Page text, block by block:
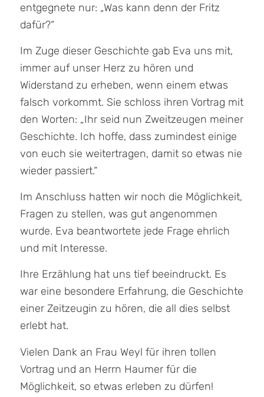
entgegnete nur: „Was kann denn der Fritz
dafür?“
Im Zuge dieser Geschichte gab Eva uns mit,
immer auf unser Herz zu hören und
Widerstand zu erheben, wenn einem etwas
falsch vorkommt. Sie schloss ihren Vortrag mit
den Worten: „Ihr seid nun Zweitzeugen meiner
Geschichte. Ich hoffe, dass zumindest einige
von euch sie weitertragen, damit so etwas nie
wieder passiert.“
Im Anschluss hatten wir noch die Möglichkeit,
Fragen zu stellen, was gut angenommen
wurde. Eva beantwortete jede Frage ehrlich
und mit Interesse.
Ihre Erzählung hat uns tief beeindruckt. Es
war eine besondere Erfahrung, die Geschichte
einer Zeitzeugin zu hören, die all dies selbst
erlebt hat.
Vielen Dank an Frau Weyl für ihren tollen
Vortrag und an Herrn Haumer für die
Möglichkeit, so etwas erleben zu dürfen!